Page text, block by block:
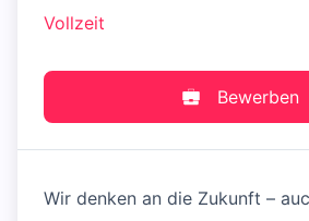
Vollzeit
Bewerben
Wir denken an die Zukunft –